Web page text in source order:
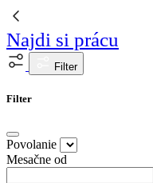
Najdi si prácu
Filter
Filter
Povolanie
Mesačne od